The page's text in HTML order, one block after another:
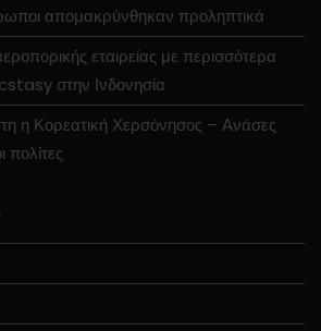
απομακρύνθηκαν προληπτικά
εταιρείας με περισσότερα
στην Ινδονησία
η Κορεατική Χερσόνησος – Ανάσες
πολίτες